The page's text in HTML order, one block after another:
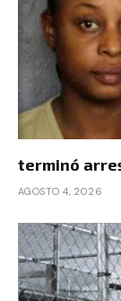
terminó
AGOSTO 4, 2026